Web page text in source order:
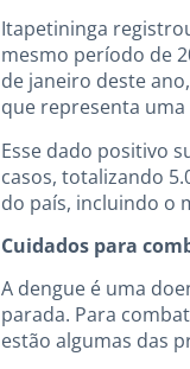
Itapetininga
mesmo período de
de janeiro deste
que representa uma
Esse dado positivo
casos, totalizando
do país, incluindo o
Cuidados para
A dengue é uma
parada. Para
estão algumas das